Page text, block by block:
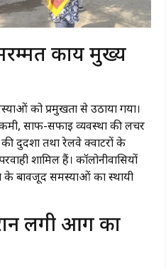
कार्य मुख्य
को प्रमुखता से उठाया गया।
साफ-सफाई व्यवस्था की लचर
दुर्दशा तथा रेलवे क्वार्टरों के
शामिल हैं। कॉलोनीवासियों
के बावजूद समस्याओं का स्थायी
लगी आग का